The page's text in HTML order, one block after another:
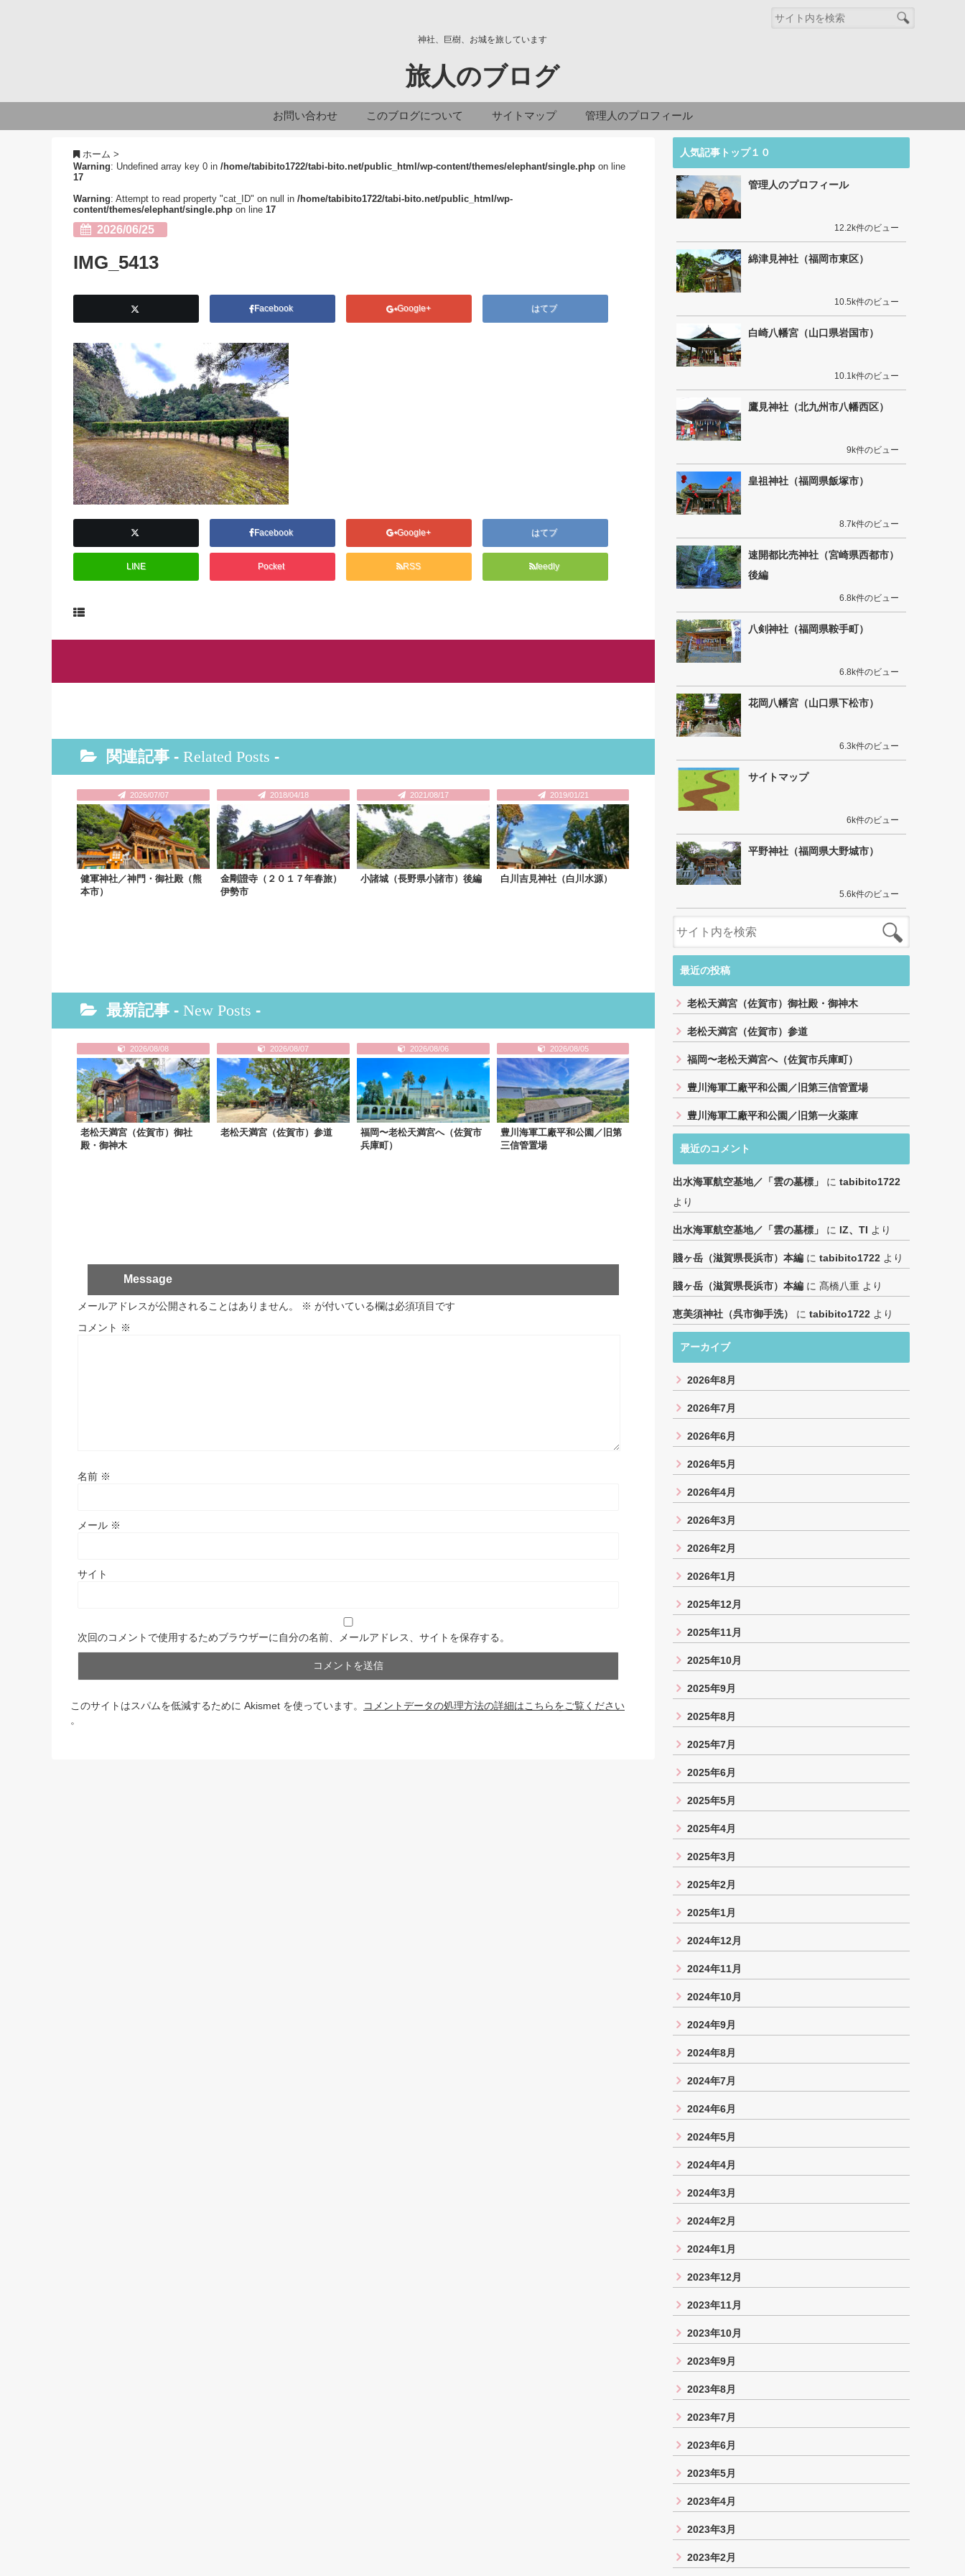
神社、巨樹、お城を旅しています
旅人のブログ
お問い合わせ このブログについて サイトマップ 管理人のプロフィール
ホーム >
Warning: Undefined array key 0 in /home/tabibito1722/tabi-bito.net/public_html/wp-content/themes/elephant/single.php on line
17
Warning: Attempt to read property "cat_ID" on null in /home/tabibito1722/tabi-bito.net/public_html/wp-
content/themes/elephant/single.php on line 17
2026/06/25
IMG_5413
Facebook Google+ はてブ
Facebook Google+ はてブ
LINE Pocket RSS feedly
関連記事 - Related Posts -
2026/07/07
健軍神社／神門・御社殿（熊
本市）
2018/04/18
金剛證寺（２０１７年春旅）
伊勢市
2021/08/17
小諸城（長野県小諸市）後編
2019/01/21
白川吉見神社（白川水源）
最新記事 - New Posts -
2026/08/08
老松天満宮（佐賀市）御社
殿・御神木
2026/08/07
老松天満宮（佐賀市）参道
2026/08/06
福岡〜老松天満宮へ（佐賀市
兵庫町）
2026/08/05
豊川海軍工廠平和公園／旧第
三信管置場
Message
メールアドレスが公開されることはありません。 ※ が付いている欄は必須項目です
コメント ※
名前 ※
メール ※
サイト
次回のコメントで使用するためブラウザーに自分の名前、メールアドレス、サイトを保存する。
このサイトはスパムを低減するために Akismet を使っています。
コメントデータの処理方法の詳細はこちらをご覧ください
。
人気記事トップ１０
管理人のプロフィール
12.2k件のビュー
綿津見神社（福岡市東区）
10.5k件のビュー
白崎八幡宮（山口県岩国市）
10.1k件のビュー
鷹見神社（北九州市八幡西区）
9k件のビュー
皇祖神社（福岡県飯塚市）
8.7k件のビュー
速開都比売神社（宮崎県西都市）
後編
6.8k件のビュー
八剣神社（福岡県鞍手町）
6.8k件のビュー
花岡八幡宮（山口県下松市）
6.3k件のビュー
サイトマップ
6k件のビュー
平野神社（福岡県大野城市）
5.6k件のビュー
最近の投稿
老松天満宮（佐賀市）御社殿・御神木
老松天満宮（佐賀市）参道
福岡〜老松天満宮へ（佐賀市兵庫町）
豊川海軍工廠平和公園／旧第三信管置場
豊川海軍工廠平和公園／旧第一火薬庫
最近のコメント
出水海軍航空基地／「雲の墓標」 に tabibito1722
より
出水海軍航空基地／「雲の墓標」 に IZ、TI より
賤ヶ岳（滋賀県長浜市）本編 に tabibito1722 より
賤ヶ岳（滋賀県長浜市）本編 に 髙橋八重 より
恵美須神社（呉市御手洗） に tabibito1722 より
アーカイブ
2026年8月
2026年7月
2026年6月
2026年5月
2026年4月
2026年3月
2026年2月
2026年1月
2025年12月
2025年11月
2025年10月
2025年9月
2025年8月
2025年7月
2025年6月
2025年5月
2025年4月
2025年3月
2025年2月
2025年1月
2024年12月
2024年11月
2024年10月
2024年9月
2024年8月
2024年7月
2024年6月
2024年5月
2024年4月
2024年3月
2024年2月
2024年1月
2023年12月
2023年11月
2023年10月
2023年9月
2023年8月
2023年7月
2023年6月
2023年5月
2023年4月
2023年3月
2023年2月